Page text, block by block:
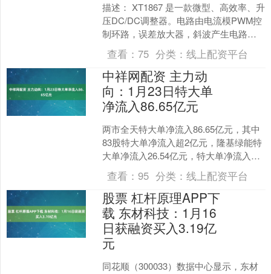
描述： XT1867 是一款微型、高效率、升
压DC/DC调整器。电路由电流模PWM控
制环路，误差放大器，斜波产生电路，
比较器和一个功率开关等模块组成。该
芯片可....
查看：75 分类：线上配资平台
中祥网配资 主力动
向：1月23日特大单
净流入86.65亿元
两市全天特大单净流入86.65亿元，其中
83股特大单净流入超2亿元，隆基绿能特
大单净流入26.54亿元，特大单净流入资
金居首。 沪指今日收盘上涨0.33%。资
金....
查看：95 分类：线上配资平台
股票 杠杆原理APP下
载 东材科技：1月16
日获融资买入3.19亿
元
同花顺（300033）数据中心显示，东材